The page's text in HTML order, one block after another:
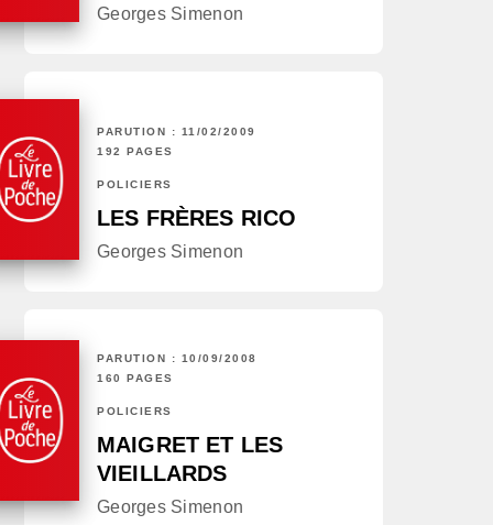
Georges Simenon
PARUTION : 11/02/2009
192 PAGES
POLICIERS
LES FRÈRES RICO
Georges Simenon
PARUTION : 10/09/2008
160 PAGES
POLICIERS
MAIGRET ET LES
VIEILLARDS
Georges Simenon